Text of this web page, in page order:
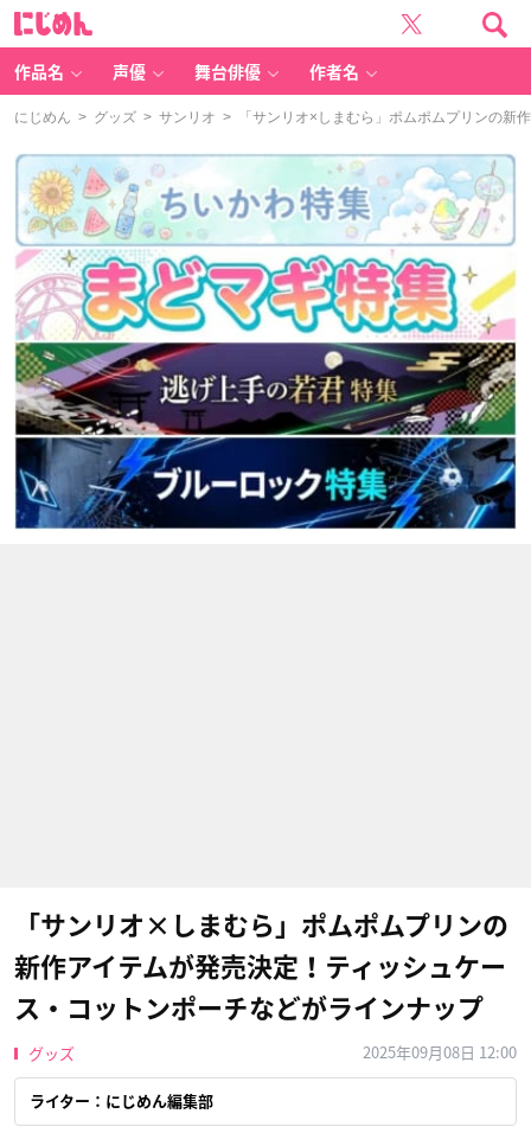
作品名 声優 舞台俳優 作者名
にじめん > グッズ > サンリオ > 「サンリオ×しまむら」ポムポムプリンの新
「サンリオ×しまむら」ポムポムプリンの
新作アイテムが発売決定！ティッシュケー
ス・コットンポーチなどがラインナップ
グッズ 2025年09月08日 12:00
ライター：にじめん編集部